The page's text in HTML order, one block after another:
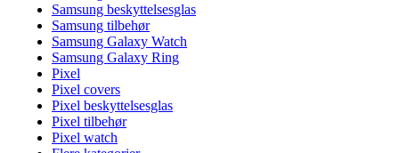
Samsung beskyttelsesglas
Samsung tilbehør
Samsung Galaxy Watch
Samsung Galaxy Ring
Pixel
Pixel covers
Pixel beskyttelsesglas
Pixel tilbehør
Pixel watch